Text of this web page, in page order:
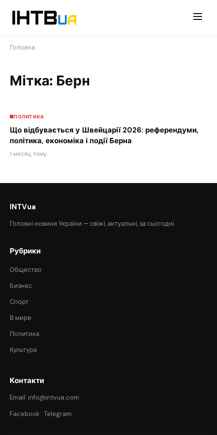
Головна
Мітка: Берн
ПОЛИТИКА
Що відбувається у Швейцарії 2026: референдуми,
політика, економіка і події Берна
1 месяц тому
INTVua
Головні новини України — свіжі, актуальні, за сьогодні.
Рубрики
Общество
Бизнес
Спорт
В мире
Политика
Культура
Контакти
Email: info@intvua.com
Facebook · Telegram